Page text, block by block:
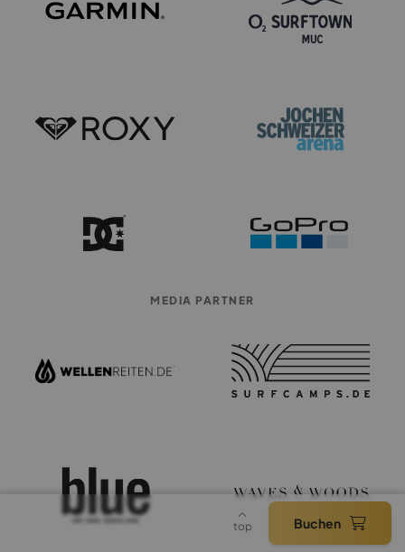
top Buchen
MEDIA PARTNER